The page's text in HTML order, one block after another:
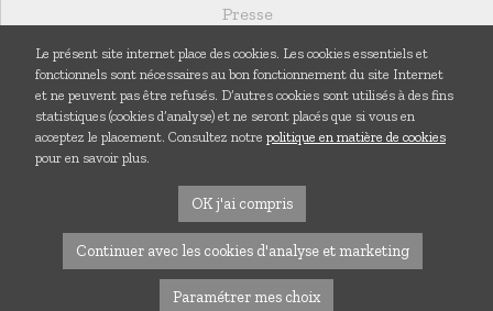
Presse
Documents utiles
Rapports annuels
Publications
Centre de documentation
Mentions Légales
Protection des données et cookies
Éditeur responsable
Le présent site internet place des cookies. Les cookies essentiels et
fonctionnels sont nécessaires au bon fonctionnement du site Internet
et ne peuvent pas être refusés. D’autres cookies sont utilisés à des fins
statistiques (cookies d’analyse) et ne seront placés que si vous en
acceptez le placement. Consultez notre politique en matière de cookies
pour en savoir plus.
OK j'ai compris
Continuer avec les cookies d'analyse et marketing
Paramétrer mes choix